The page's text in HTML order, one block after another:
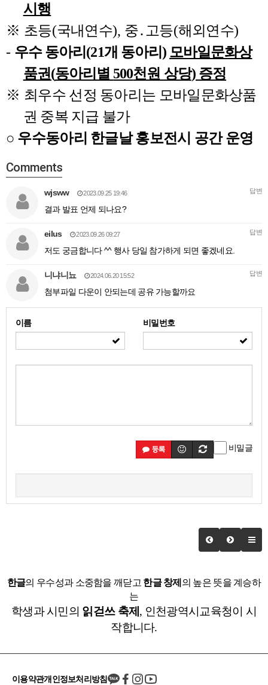
시행
※ 초등(국내연수), 중․ 고등(해외연수)
- 우수 동아리 (21개 동아리 ) 모바일문화상
품권(동아리별 500천원 상당) 증정
※ 최우수 선정 동아리는 모바일문화상품
권 중복 지급 불가
○ 우수동아리 한글날 홍보전시 공간 운영
Comments
wjsww 2023.09.25 19:46 답변
결과 발표 언제 되나요?
eilus 2023.09.26 09:27 답변
저도 궁금합니다 ^^ 행사 당일 참가하게 되면 좋겠네요.
니냐니뇨 2024.06.20 15:52 답변
첨부파일 다운이 안되는데 공유 가능할까요
이름 비밀번호
등록 비밀글
한글의 우수성과 소중함을 깨닫고 한글 창제 의 높은 뜻을 계승하
는
학생과 시민의 읽걷쓰 축제 , 인천광역시교육청이 시
작합니다.
이용약관개인정보처리방침